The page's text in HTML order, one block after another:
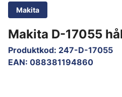
Makita
Makita D-17055
Produktkod: 247-D-17055
EAN: 088381194860